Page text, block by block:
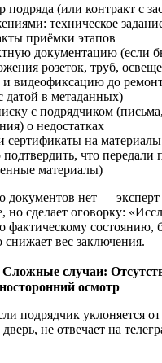
подряда (или контракт с
техническое
приёмки этапов
документацию (если
розеток, труб,
и видеофиксацию до
датой в метаданных)
с подрядчиком
о недостатках
сертификаты на
что передали
материалы)
документов нет — эксперт
но сделает оговорку:
фактическому состоянию,
вес заключения.
Сложные случаи:
осмотр
подрядчик уклоняется
не отвечает на